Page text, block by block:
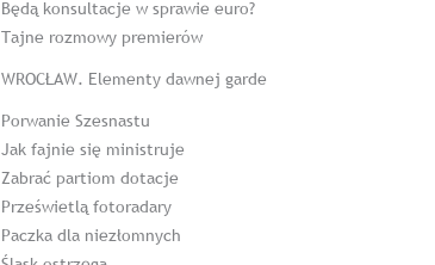
Będą konsultacje w sprawie euro?
Tajne rozmowy premierów
WROCŁAW. Elementy dawnej garde
Porwanie Szesnastu
Jak fajnie się ministruje
Zabrać partiom dotacje
Prześwietlą fotoradary
Paczka dla niezłomnych